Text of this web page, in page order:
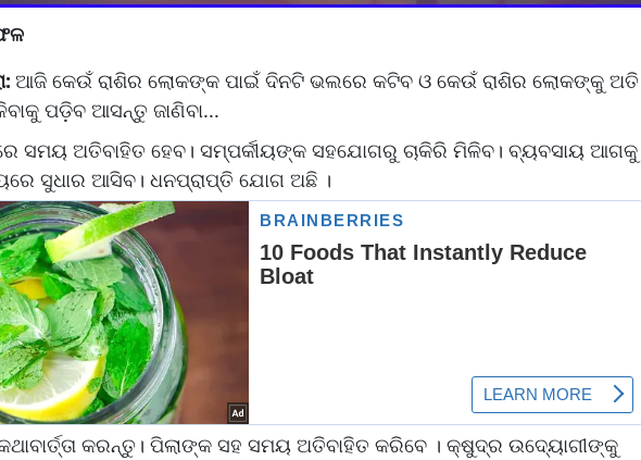
ଆଜି କେଉଁ ରାଶିର ଲୋକଙ୍କ ପାଇଁ ଦିନଟି ଭଲରେ କଟିବ ଓ କେଉଁ ରାଶିର ଲୋକଙ୍କୁ ଅତି
ପଡ଼ିବ ଆସନ୍ତୁ ଜାଣିବା...
ସମୟ ଅତିବାହିତ ହେବ। ସମ୍ପର୍କୀୟଙ୍କ ସହଯୋଗରୁ ଚାକିରି ମିଳିବ। ବ୍ୟବସାୟ ଆଗକୁ
ସୁଧାର ଆସିବ। ଧନପ୍ରାପ୍ତି ଯୋଗ ଅଛି ।
କରନ୍ତୁ। ପିଲାଙ୍କ ସହ ସମୟ ଅତିବାହିତ କରିବେ । କ୍ଷୁଦ୍ର ଉଦ୍ୟୋଗୀଙ୍କୁ